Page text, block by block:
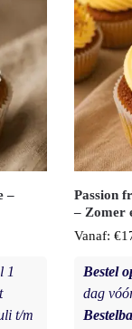
–
1
t/m
Passion
– Zomer
Vanaf: €
Bestel
dag